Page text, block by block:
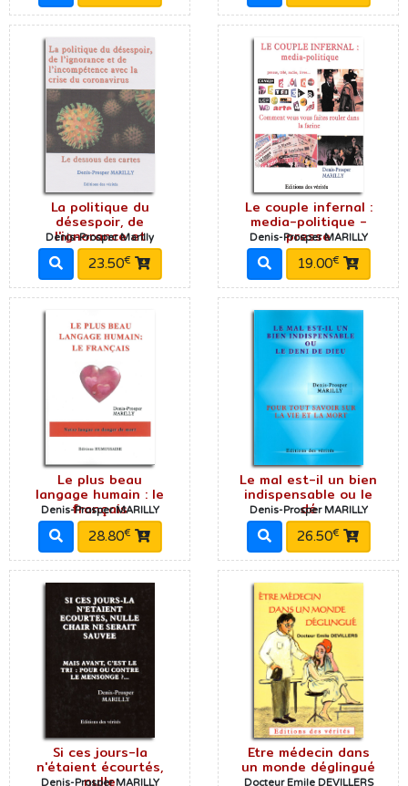
La politique du
désespoir, de
l'ignorance et
Denis-Prosper Marilly
23.50€
Le couple infernal :
media-politique -
presse
Denis-Prosper MARILLY
19.00€
Le plus beau
langage humain : le
français
Denis-Prosper MARILLY
28.80€
Le mal est-il un bien
indispensable ou le
dé
Denis-Prosper MARILLY
26.50€
Si ces jours-la
n'étaient écourtés,
nulle
Denis-Prosper MARILLY
Etre médecin dans
un monde déglingué
Docteur Emile DEVILLERS